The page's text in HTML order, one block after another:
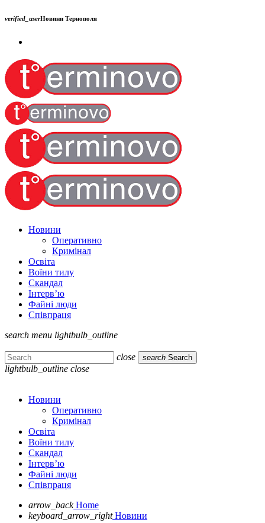
verified_userНовини Тернополя
Новини
Оперативно
Кримінал
Освіта
Воїни тилу
Скандал
Інтерв’ю
Файні люди
Співпраця
search menu lightbulb_outline
close search Search
lightbulb_outline close
Новини
Оперативно
Кримінал
Освіта
Воїни тилу
Скандал
Інтерв’ю
Файні люди
Співпраця
arrow_back Home
keyboard_arrow_right Новини